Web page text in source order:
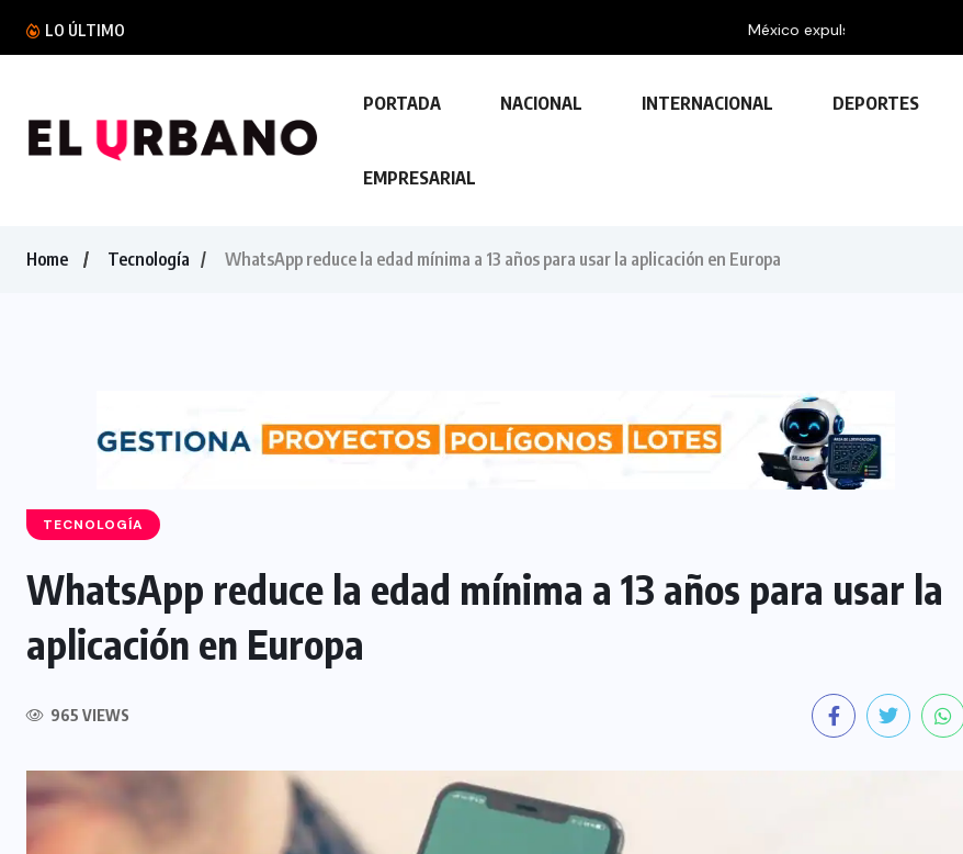
LO ÚLTIMO
PORTADA NACIONAL INTERNACIONAL DEPORTES
EMPRESARIAL
Home Tecnología WhatsApp reduce la edad mínima a 13 años para usar la aplicación en Europa
TECNOLOGÍA
WhatsApp reduce la edad mínima a 13 años para usar la
aplicación en Europa
965 VIEWS
NACIONAL
aumentan durante el Plan Vacación
8 AGOSTO, 2026
TECNOLOGÍA
23 FEBRERO, 2024